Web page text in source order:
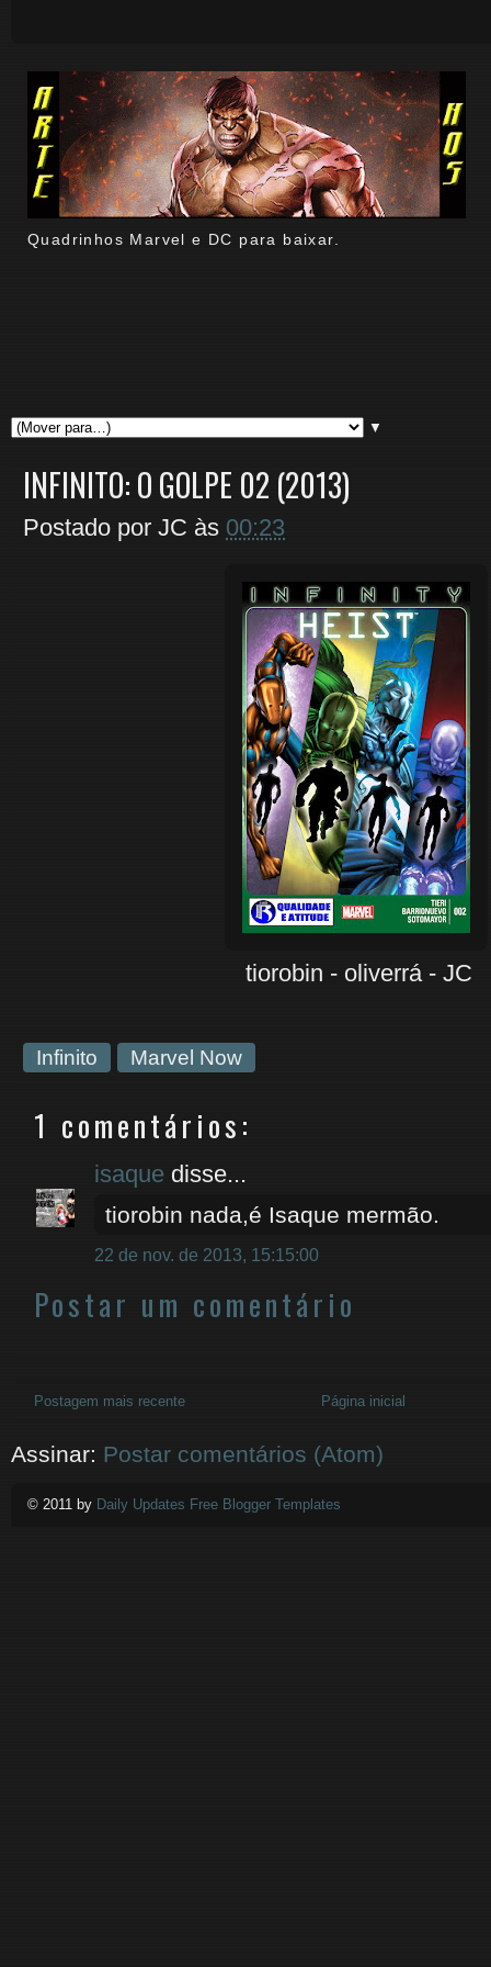
Quadrinhos Marvel e DC para baixar.
▼
INFINITO: O GOLPE 02 (2013)
Postado por JC às 00:23
tiorobin - oliverrá - JC
Infinito Marvel Now
1 comentários:
isaque disse...
tiorobin nada,é Isaque mermão.
22 de nov. de 2013, 15:15:00
Postar um comentário
Postagem mais recente Página inicial
Assinar: Postar comentários (Atom)
© 2011 by Daily Updates Free Blogger Templates